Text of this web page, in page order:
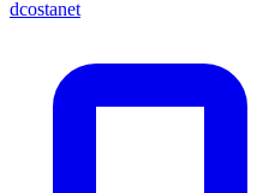
dcostanet